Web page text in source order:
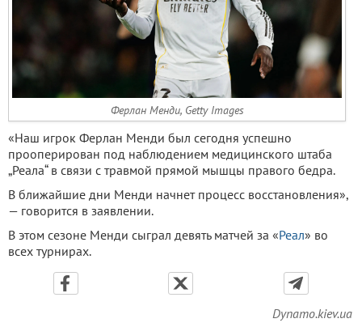
Ферлан Менди, Getty Images
«Наш игрок Ферлан Менди был сегодня успешно
прооперирован под наблюдением медицинского штаба
„Реала“ в связи с травмой прямой мышцы правого бедра.
В ближайшие дни Менди начнет процесс восстановления»,
— говорится в заявлении.
В этом сезоне Менди сыграл девять матчей за «Реал» во
всех турнирах.
Dynamo.kiev.ua